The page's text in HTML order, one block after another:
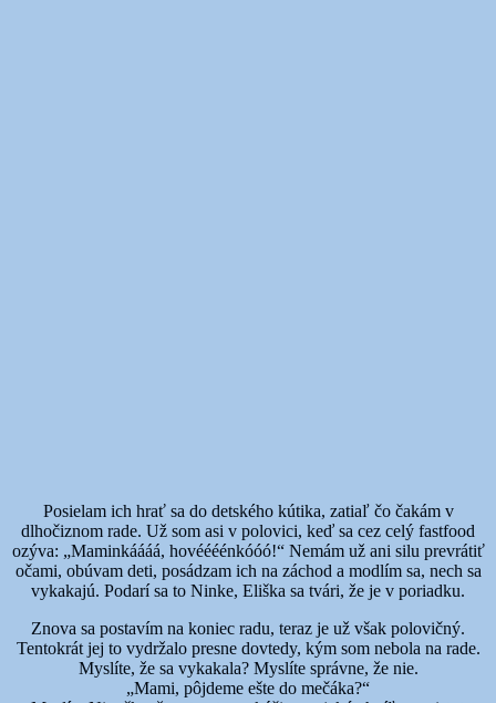
Posielam ich hrať sa do detského kútika, zatiaľ čo čakám v
dlhočiznom rade. Už som asi v polovici, keď sa cez celý fastfood
ozýva: „Maminkáááá, hovéééénkóóó!“ Nemám už ani silu prevrátiť
očami, obúvam deti, posádzam ich na záchod a modlím sa, nech sa
vykakajú. Podarí sa to Ninke, Eliška sa tvári, že je v poriadku.
Znova sa postavím na koniec radu, teraz je už však polovičný.
Tentokrát jej to vydržalo presne dovtedy, kým som nebola na rade.
Myslíte, že sa vykakala? Myslíte správne, že nie.
„Mami, pôjdeme ešte do mečáka?“